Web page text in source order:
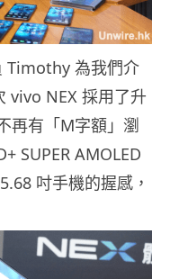
Timothy 為我們介
vivo NEX 採用了升
再有「M字額」瀏
SUPER AMOLED
吋手機的握感，